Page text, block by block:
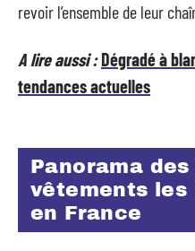
revoir l’ensemble de leur
A lire aussi :Dégradé à
tendances actuelles
Panorama
vêtements les
en France